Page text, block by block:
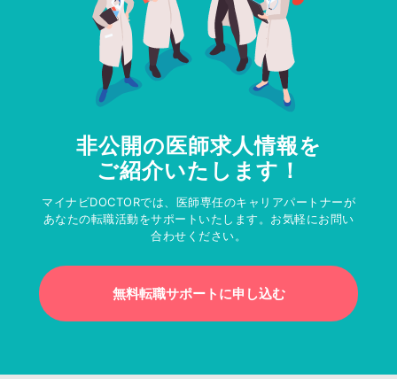
非公開の医師求人情報を
ご紹介いたします！
マイナビDOCTORでは、医師専任のキャリアパートナーが
あなたの転職活動をサポートいたします。お気軽にお問い
合わせください。
無料転職サポートに申し込む